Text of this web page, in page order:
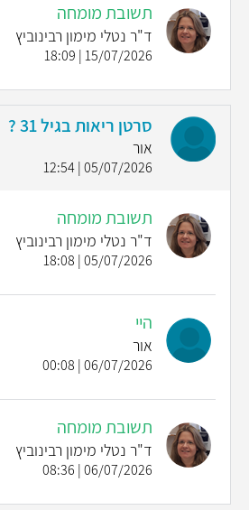
תשובת מומחה
ד"ר נטלי מימון רבינוביץ
15/07/2026 | 18:09
סרטן ריאות בגיל 31 ?
אור
05/07/2026 | 12:54
תשובת מומחה
ד"ר נטלי מימון רבינוביץ
05/07/2026 | 18:08
היי
אור
06/07/2026 | 00:08
תשובת מומחה
ד"ר נטלי מימון רבינוביץ
06/07/2026 | 08:36